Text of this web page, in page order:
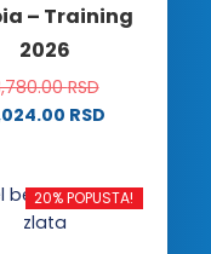
proizvoda.
– Training
2026
RSD
RSD
ima
više
20% POPUSTA!